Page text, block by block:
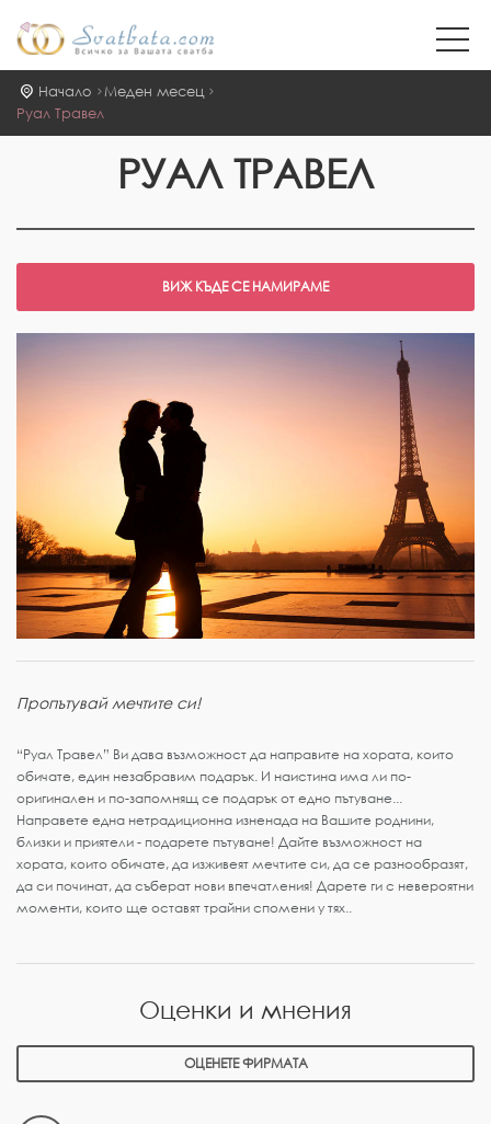
Начало
Меден месец
Руал Травел
РУАЛ ТРАВЕЛ
Пропътувай мечтите си!
“Руал Травел” Ви дава възможност да направите на хората, които
обичате, един незабравим подарък. И наистина има ли по-
оригинален и по-запомнящ се подарък от едно пътуване...
Направете една нетрадиционна изненада на Вашите роднини,
близки и приятели - подарете пътуване! Дайте възможност на
хората, които обичате, да изживеят мечтите си, да се разнообразят,
да си починат, да съберат нови впечатления! Дарете ги с невероятни
моменти, които ще оставят трайни спомени у тях..
Оценки и мнения
ОЦЕНЕТЕ ФИРМАТА